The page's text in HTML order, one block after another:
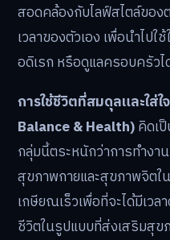
สอดคล้องกับไลฟ์สไตล์ของ
เวลาของตัวเอง เพื่อนำไปใ
อดิเรก หรือดูแลครอบครัวไ
การใช้ชีวิตที่สมดุลและใส่
Balance & Health)คิดเ
กลุ่มนี้ตระหนักว่าการทำงา
สุขภาพกายและสุขภาพจิตใ
เกษียณเร็วเพื่อที่จะได้มีเวล
ชีวิตในรูปแบบที่ส่งเสริมสุข